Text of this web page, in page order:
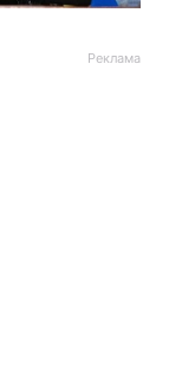
Реклама